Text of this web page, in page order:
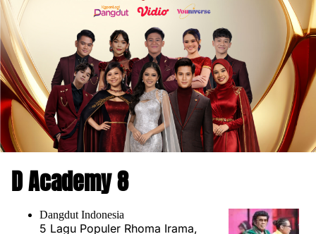
D Academy 8
Dangdut Indonesia
5 Lagu Populer Rhoma Irama,